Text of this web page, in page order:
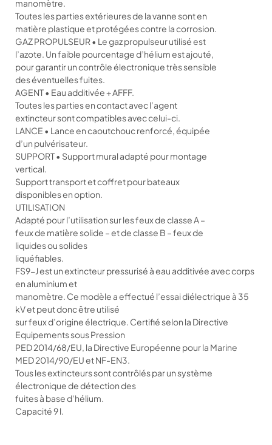
manomètre.
Toutes les parties extérieures de la vanne sont en
matière plastique et protégées contre la corrosion.
GAZ PROPULSEUR • Le gaz propulseur utilisé est
l’azote. Un faible pourcentage d’hélium est ajouté,
pour garantir un contrôle électronique très sensible
des éventuelles fuites.
AGENT • Eau additivée + AFFF.
Toutes les parties en contact avec l’agent
extincteur sont compatibles avec celui-ci.
LANCE • Lance en caoutchouc renforcé, équipée
d’un pulvérisateur.
SUPPORT • Support mural adapté pour montage
vertical.
Support transport et coffret pour bateaux
disponibles en option.
UTILISATION
Adapté pour l’utilisation sur les feux de classe A –
feux de matière solide – et de classe B – feux de
liquides ou solides
liquéfiables.
FS9-J est un extincteur pressurisé à eau additivée avec corps
en aluminium et
manomètre. Ce modèle a effectué l’essai diélectrique à 35
kV et peut donc être utilisé
sur feux d’origine électrique. Certifié selon la Directive
Equipements sous Pression
PED 2014/68/EU, la Directive Européenne pour la Marine
MED 2014/90/EU et NF-EN3.
Tous les extincteurs sont contrôlés par un système
électronique de détection des
fuites à base d’hélium.
Capacité 9 l.